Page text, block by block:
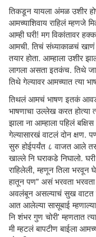
तिकडून यायला अंमळ उशीर
आमच्याशिवाय राहिलं म्हणजे
आम्ही घरी! मग विकांतावर
आमची. तिचं संध्याकाळचं खाणं
तयार होता. आम्हाला उशीर
लागला असता इतकंच. तिथे
तिथे गेल्यावर आमच्यात त्या
तिथलं आमचं भाषण इतकं आवडलं
भाषणाचा उल्लेख करत होत्या
झाला ना आम्हाला पहिलं
गेल्यासारखं वाटलं दोन क्षण.
सुरु होईपर्यंत ८ वाजत आले
खाल्ले नि घराकडे निघालो.
राहिलेली, म्हणून तिला
हातून पण" असं भरवता भरवता
अवलंबून असल्याचं सुख वाटत
आत आलेल्या सासूबाई
नि शंभर गुण चोरी' म्हणतात
मी म्हटलं बापटीण बाईला